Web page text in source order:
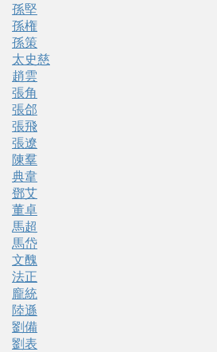
孫堅
孫権
孫策
太史慈
趙雲
張角
張郃
張飛
張遼
陳羣
典韋
鄧艾
董卓
馬超
馬岱
文醜
法正
龐統
陸遜
劉備
劉表